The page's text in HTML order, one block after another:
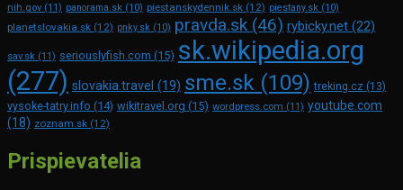
nih.gov (11) panorama.sk (10) piestanskydennik.sk (12) piestany.sk (10)
planetslovakia.sk (12) pnky.sk (10) pravda.sk (46) rybicky.net (22)
sav.sk (11) seriouslyfish.com (15) sk.wikipedia.org
(277) slovakia.travel (19) sme.sk (109) treking.cz (13)
vysoke-tatry.info (14) wikitravel.org (15) wordpress.com (11) youtube.com
(18) zoznam.sk (12)
Prispievatelia